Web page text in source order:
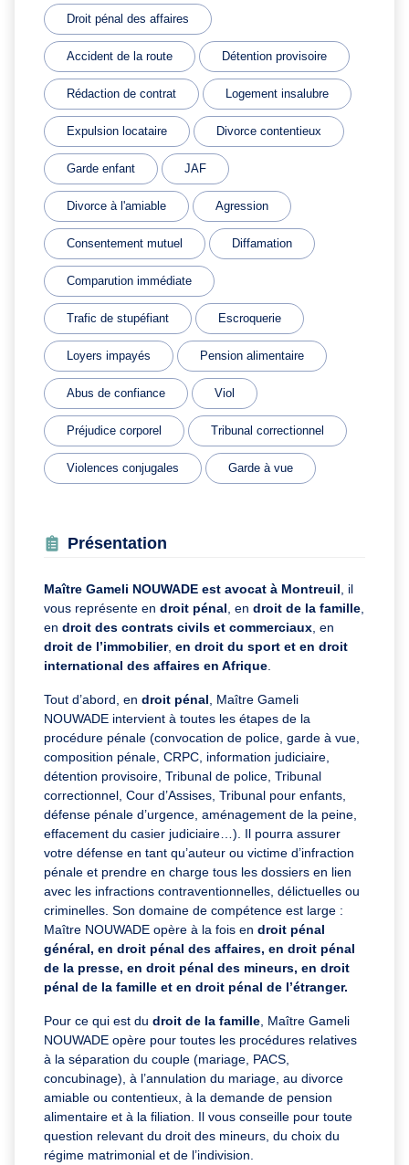
Droit pénal des affaires
Accident de la route Détention provisoire
Rédaction de contrat Logement insalubre
Expulsion locataire Divorce contentieux
Garde enfant JAF
Divorce à l'amiable Agression
Consentement mutuel Diffamation
Comparution immédiate
Trafic de stupéfiant Escroquerie
Loyers impayés Pension alimentaire
Abus de confiance Viol
Préjudice corporel Tribunal correctionnel
Violences conjugales Garde à vue
Présentation
Maître Gameli NOUWADE est avocat à Montreuil , il
vous représente en droit pénal , en droit de la famille
en droit des contrats civils et commerciaux , en
droit de l’immobilier, en droit du sport et en droit
international des affaires en Afrique
Tout d’abord, en droit pénal , Maître Gameli
NOUWADE intervient à toutes les étapes de la
procédure pénale (convocation de police, garde à vue,
composition pénale, CRPC, information judiciaire,
détention provisoire, Tribunal de police, Tribunal
correctionnel, Cour d’Assises, Tribunal pour enfants,
défense pénale d’urgence, aménagement de la peine,
effacement du casier judiciaire…). Il pourra assurer
votre défense en tant qu’auteur ou victime d’infraction
pénale et prendre en charge tous les dossiers en lien
avec les infractions contraventionnelles, délictuelles ou
criminelles. Son domaine de compétence est large :
Maître NOUWADE opère à la fois en droit pénal
général, en droit pénal des affaires, en droit pénal
de la presse, en droit pénal des mineurs, en droit
pénal de la famille et en droit pénal de l’étranger.
Pour ce qui est du droit de la famille , Maître Gameli
NOUWADE opère pour toutes les procédures relatives
à la séparation du couple (mariage, PACS,
concubinage), à l’annulation du mariage, au divorce
amiable ou contentieux, à la demande de pension
alimentaire et à la filiation. Il vous conseille pour toute
question relevant du droit des mineurs, du choix du
régime matrimonial et de l’indivision.